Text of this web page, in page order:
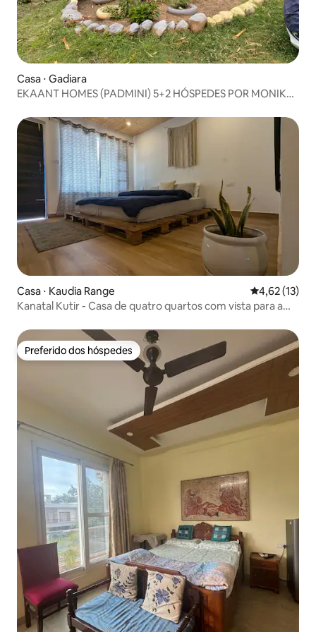
Casa ⋅ Gadiara
EKAANT HOMES (PADMINI) 5+2 HÓSPEDES POR MONIKA
Casa ⋅ Kaudia Range 4,62 de uma
4,62 (13)
Kanatal Kutir - Casa de quatro quartos com vista para a
Preferido dos hóspedes
Preferido dos hóspedes